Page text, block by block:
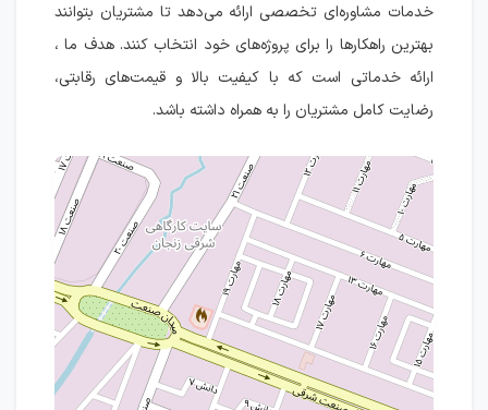
خدمات مشاوره‌ای تخصصی ارائه می‌دهد تا مشتریان بتوانند
بهترین راهکارها را برای پروژه‌های خود انتخاب کنند. هدف ما ،
ارائه خدماتی است که با کیفیت بالا و قیمت‌های رقابتی،
رضایت کامل مشتریان را به همراه داشته باشد.